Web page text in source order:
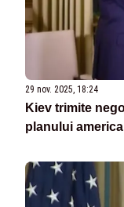
29 nov. 2025, 18:24
Kiev trimite
planului